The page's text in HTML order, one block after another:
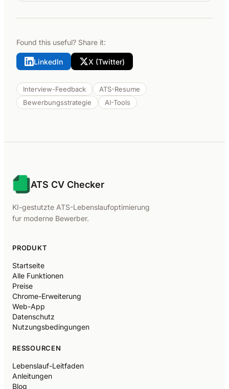
Found this useful? Share it:
LinkedIn X (Twitter)
Interview-Feedback
ATS-Resume
Bewerbungsstrategie
AI-Tools
ATS CV Checker
KI-gestutzte ATS-Lebenslaufoptimierung
fur moderne Bewerber.
PRODUKT
Startseite
Alle Funktionen
Preise
Chrome-Erweiterung
Web-App
Datenschutz
Nutzungsbedingungen
RESSOURCEN
Lebenslauf-Leitfaden
Anleitungen
Blog